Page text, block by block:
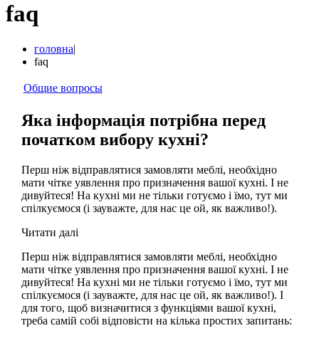
faq
головна|
faq
Общие вопросы
Яка інформація потрібна перед
початком вибору кухні?
Перш ніж відправлятися замовляти меблі, необхідно
мати чітке уявлення про призначення вашої кухні. І не
дивуйтеся! На кухні ми не тільки готуємо і їмо, тут ми
спілкуємося (і зауважте, для нас це ой, як важливо!).
Читати далі
Перш ніж відправлятися замовляти меблі, необхідно
мати чітке уявлення про призначення вашої кухні. І не
дивуйтеся! На кухні ми не тільки готуємо і їмо, тут ми
спілкуємося (і зауважте, для нас це ой, як важливо!). І
для того, щоб визначитися з функціями вашої кухні,
треба самій собі відповісти на кілька простих запитань: